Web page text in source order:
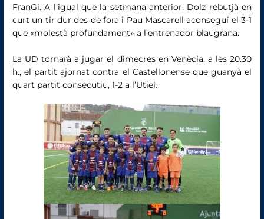
FranGi. A l’igual que la setmana anterior, Dolz rebutjà en
curt un tir dur des de fora i Pau Mascarell aconseguí el 3-1
que «molestà profundament» a l’entrenador blaugrana.
La UD tornarà a jugar el dimecres en Venècia, a les 20.30
h., el partit ajornat contra el Castellonense que guanyà el
quart partit consecutiu, 1-2 a l’Utiel.